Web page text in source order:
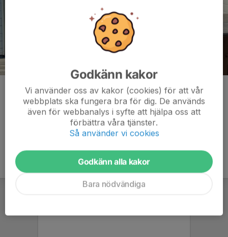
Kommentarer
Godkänn kakor
Vi använder oss av kakor (cookies) för att vår
webbplats ska fungera bra för dig. De används
även för webbanalys i syfte att hjälpa oss att
förbättra våra tjänster.
Så använder vi cookies
Godkänn alla kakor
Bara nödvändiga